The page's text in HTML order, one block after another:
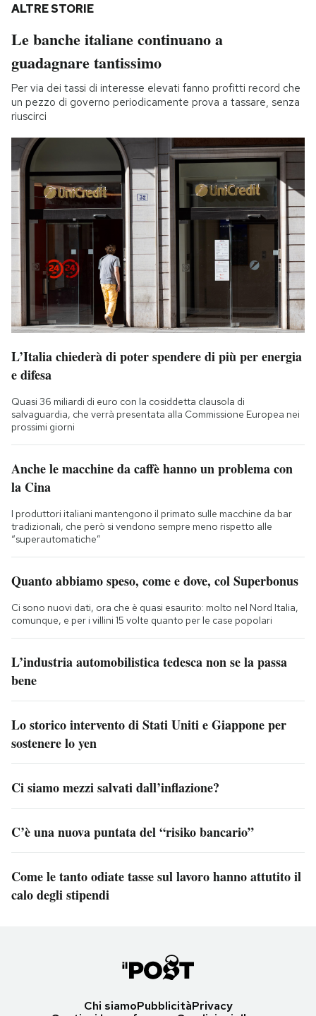
ALTRE STORIE
Le banche italiane continuano a
guadagnare tantissimo
Per via dei tassi di interesse elevati fanno profitti record che
un pezzo di governo periodicamente prova a tassare, senza
riuscirci
L’Italia chiederà di poter spendere di più per energia
e difesa
Quasi 36 miliardi di euro con la cosiddetta clausola di
salvaguardia, che verrà presentata alla Commissione Europea nei
prossimi giorni
Anche le macchine da caffè hanno un problema con
la Cina
I produttori italiani mantengono il primato sulle macchine da bar
tradizionali, che però si vendono sempre meno rispetto alle
“superautomatiche”
Quanto abbiamo speso, come e dove, col Superbonus
Ci sono nuovi dati, ora che è quasi esaurito: molto nel Nord Italia,
comunque, e per i villini 15 volte quanto per le case popolari
L’industria automobilistica tedesca non se la passa
bene
Lo storico intervento di Stati Uniti e Giappone per
sostenere lo yen
Ci siamo mezzi salvati dall’inflazione?
C’è una nuova puntata del “risiko bancario”
Come le tanto odiate tasse sul lavoro hanno attutito il
calo degli stipendi
Chi siamoPubblicitàPrivacy